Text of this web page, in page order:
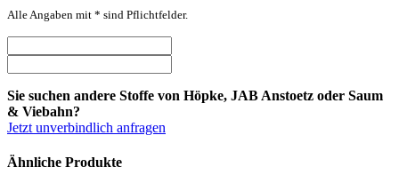
Alle Angaben mit * sind Pflichtfelder.
Sie suchen andere Stoffe von Höpke, JAB Anstoetz oder Saum
& Viebahn?
Jetzt unverbindlich anfragen
Ähnliche Produkte